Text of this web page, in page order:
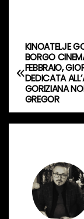
c
o
r
s
o
N
a
v
i
KINOATELJE
BORGO
FEBBRAIO,
DEDICATA
GORIZIANA
GREGOR